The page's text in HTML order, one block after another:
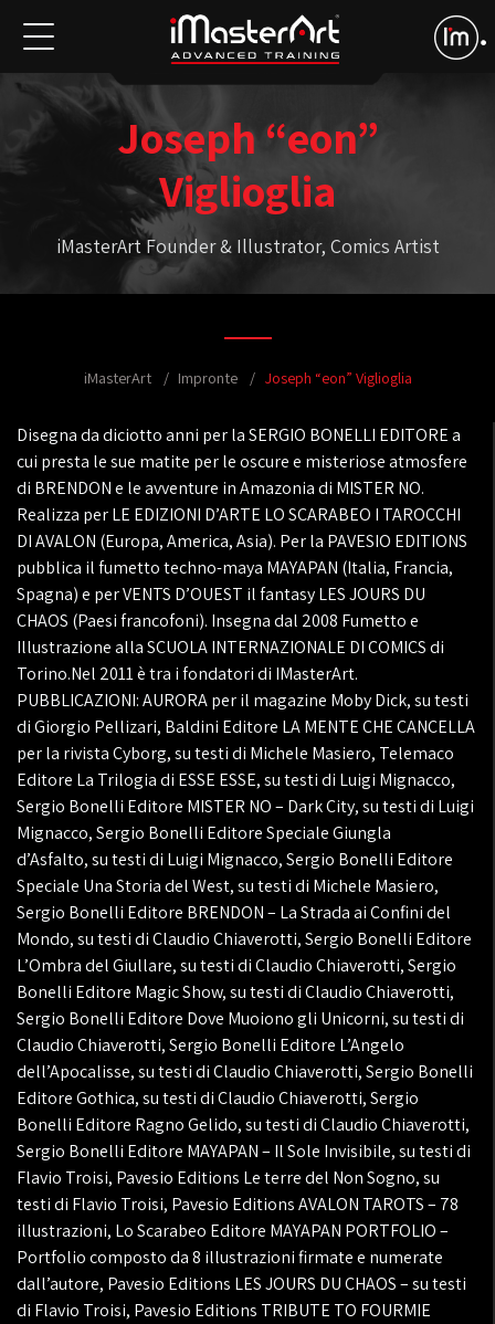
Joseph “eon”
Viglioglia
iMasterArt Founder & Illustrator, Comics Artist
iMasterArt Impronte Joseph “eon” Viglioglia
Disegna da diciotto anni per la SERGIO BONELLI EDITORE a
cui presta le sue matite per le oscure e misteriose atmosfere
di BRENDON e le avventure in Amazonia di MISTER NO.
Realizza per LE EDIZIONI D’ARTE LO SCARABEO I TAROCCHI
DI AVALON (Europa, America, Asia). Per la PAVESIO EDITIONS
pubblica il fumetto techno-maya MAYAPAN (Italia, Francia,
Spagna) e per VENTS D’OUEST il fantasy LES JOURS DU
CHAOS (Paesi francofoni). Insegna dal 2008 Fumetto e
Illustrazione alla SCUOLA INTERNAZIONALE DI COMICS di
Torino.Nel 2011 è tra i fondatori di IMasterArt.
PUBBLICAZIONI: AURORA per il magazine Moby Dick, su testi
di Giorgio Pellizari, Baldini Editore LA MENTE CHE CANCELLA
per la rivista Cyborg, su testi di Michele Masiero, Telemaco
Editore La Trilogia di ESSE ESSE, su testi di Luigi Mignacco,
Sergio Bonelli Editore MISTER NO – Dark City, su testi di Luigi
Mignacco, Sergio Bonelli Editore Speciale Giungla
d’Asfalto, su testi di Luigi Mignacco, Sergio Bonelli Editore
Speciale Una Storia del West, su testi di Michele Masiero,
Sergio Bonelli Editore BRENDON – La Strada ai Confini del
Mondo, su testi di Claudio Chiaverotti, Sergio Bonelli Editore
L’Ombra del Giullare, su testi di Claudio Chiaverotti, Sergio
Bonelli Editore Magic Show, su testi di Claudio Chiaverotti,
Sergio Bonelli Editore Dove Muoiono gli Unicorni, su testi di
Claudio Chiaverotti, Sergio Bonelli Editore L’Angelo
dell’Apocalisse, su testi di Claudio Chiaverotti, Sergio Bonelli
Editore Gothica, su testi di Claudio Chiaverotti, Sergio
Bonelli Editore Ragno Gelido, su testi di Claudio Chiaverotti,
Sergio Bonelli Editore MAYAPAN – Il Sole Invisibile, su testi di
Flavio Troisi, Pavesio Editions Le terre del Non Sogno, su
testi di Flavio Troisi, Pavesio Editions AVALON TAROTS – 78
illustrazioni, Lo Scarabeo Editore MAYAPAN PORTFOLIO –
Portfolio composto da 8 illustrazioni firmate e numerate
dall’autore, Pavesio Editions LES JOURS DU CHAOS – su testi
di Flavio Troisi, Pavesio Editions TRIBUTE TO FOURMIE